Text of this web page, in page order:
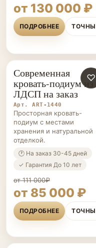
от 130 000 ₽
ПОДРОБНЕЕ
КРОВАТИ-
ПОДИУМЫ НА ЗАКАЗ
♡
Современная
кровать-подиум из
ЛДСП на заказ
Арт. ART-1440
Просторная кровать-
подиум с местами
хранения и натуральной
отделкой.
🕐 На заказ 30-45 дней
✓ Гарантия До 10 лет
от 111 000₽
от 85 000 ₽
ПОДРОБНЕЕ